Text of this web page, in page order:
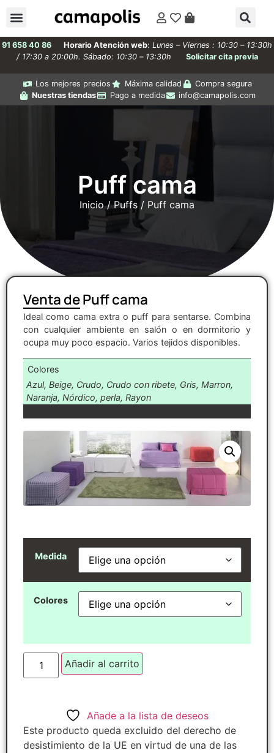
91 658 40 86 Horario Atención web: Lunes – Viernes : 10:30 – 13:30h
/ 17:30 a 20:00h. Sábado: 10:30 – 13:30h
Solicitar cita previa
Los mejores precios Máxima calidad
Compra segura
Nuestras tiendas
Pago a medida info@camapolis.com
Puff cama
Inicio/Puffs / Puff cama
Venta de Puff cama
Ideal como cama extra o puff para sentarse. Combina
con cualquier ambiente en salón o en dormitorio y
ocupa muy poco espacio. Varios tejidos disponibles.
Colores
Azul, Beige, Crudo, Crudo con ribete, Gris, Marron,
Naranja, Nórdico, perla, Rayon
Medida
Colores
Añadir al carrito
Añade a la lista de deseos
Este producto queda excluido del derecho de
desistimiento de la UE en virtud de una de las